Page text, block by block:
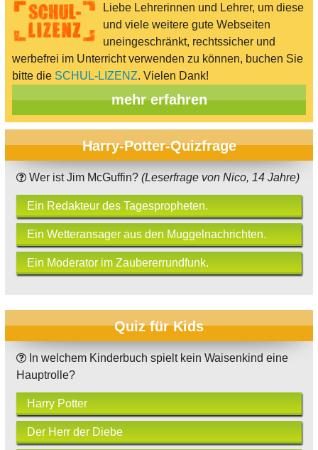
Liebe Lehrerinnen und Lehrer, um diese
und viele weitere gute Webseiten
uneingeschränkt, rechtssicher und
werbefrei im Unterricht verwenden zu können, buchen Sie
bitte die SCHUL-LIZENZ. Vielen Dank!
mehr erfahren
Harry-Potter-Quizfrage
Wer ist Jim McGuffin? (Leserfrage von Nico, 14 Jahre)
Ein Redakteur des Tagespropheten.
Ein Wetteransager aus den Muggelnachrichten.
Ein Moderator im Zaubererrundfunk.
Quiz für Kids
In welchem Kinderbuch spielt kein Waisenkind eine
Hauptrolle?
Harry Potter
Der Herr der Diebe